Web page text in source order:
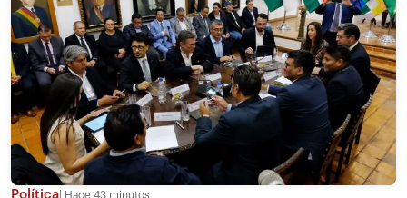
Política Hace 43 minutos